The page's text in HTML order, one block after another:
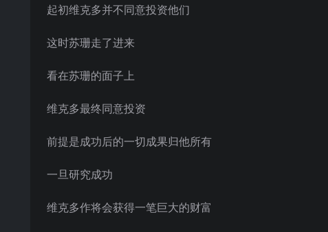
起初维克多并不同意投资他们
这时苏珊走了进来
看在苏珊的面子上
维克多最终同意投资
前提是成功后的一切成果归他所有
一旦研究成功
维克多作将会获得一笔巨大的财富